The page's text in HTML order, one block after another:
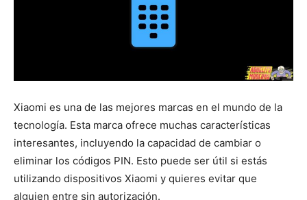
Xiaomi es una de las mejores marcas en el mundo de la
tecnología. Esta marca ofrece muchas características
interesantes, incluyendo la capacidad de cambiar o
eliminar los códigos PIN. Esto puede ser útil si estás
utilizando dispositivos Xiaomi y quieres evitar que
alguien entre sin autorización.